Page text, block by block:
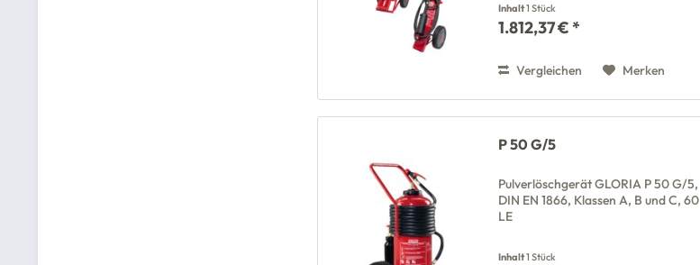
Inhalt1 Stück
1.812,37 € *
Vergleichen Merken
P 50 G/5
Pulverlöschgerät GLORIA P 50 G/5,
DIN EN 1866, Klassen A, B und C, 60
LE
Inhalt1 Stück